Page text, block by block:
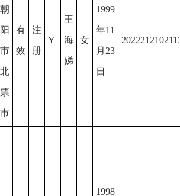
朝
阳
市
北
票
市
有
效
注
册
Y
王
海
娣
女
1999
年11
月23
日
1998